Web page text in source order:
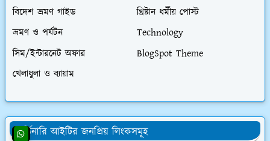
বিদেশ ভ্রমণ গাইড
খ্রিষ্টান ধর্মীয় পোস্ট
ভ্রমণ ও পর্যটন
Technology
সিম/ইন্টারনেট অফার
BlogSpot Theme
খেলাধুলা ও ব্যায়াম
অর্ডিনারি আইটির জনপ্রিয় লিংকসমূহ